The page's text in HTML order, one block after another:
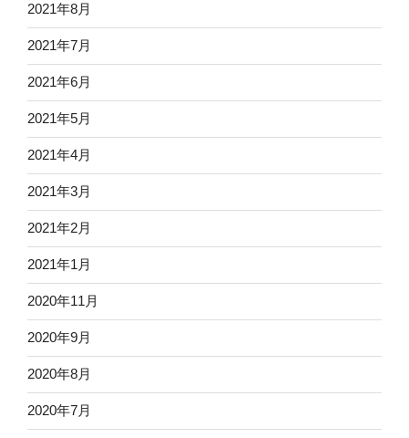
2021年8月
2021年7月
2021年6月
2021年5月
2021年4月
2021年3月
2021年2月
2021年1月
2020年11月
2020年9月
2020年8月
2020年7月